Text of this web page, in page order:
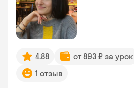
4.88 от 893 ₽ за урок
1 отзыв